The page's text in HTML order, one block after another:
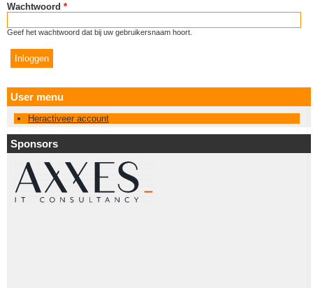
Wachtwoord *
Geef het wachtwoord dat bij uw gebruikersnaam hoort.
User menu
Heractiveer account
Sponsors